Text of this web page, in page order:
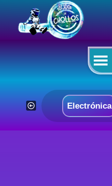
contenido
Electrónica